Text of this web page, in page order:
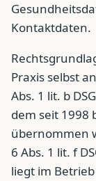
Kontaktdaten.
Praxis selbst
Abs. 1 lit. b
dem seit 1998
übernommen
6 Abs. 1 lit. f
liegt im